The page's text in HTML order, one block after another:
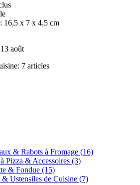
16,5 x 7 x 4,5 cm
août
7 articles
& Rabots à Fromage (16)
Pizza & Accessoires (3)
& Fondue (15)
& Ustensiles de Cuisine (7)